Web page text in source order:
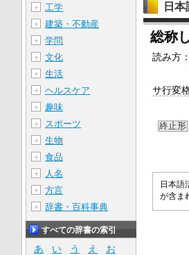
日
総称
読み方：
サ行変
終止形
日本語
が含ま
＋ 工学
＋ 建築・不動産
＋ 学問
＋ 文化
＋ 生活
＋ ヘルスケア
＋ 趣味
＋ スポーツ
＋ 生物
＋ 食品
＋ 人名
＋ 方言
＋ 辞書・百科事典
すべての辞書の索引
あ い う え
お